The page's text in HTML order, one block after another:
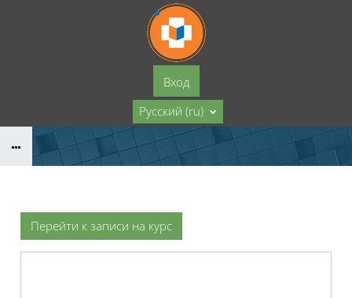
Перейти к основному содержанию
Вход
Русский ‎(ru)‎
Перейти к записи на курс